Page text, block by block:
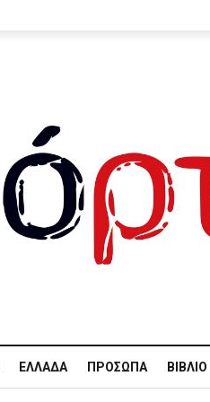
ΕΛΛΆΔΑ ΠΡΌΣΩΠΑ ΒΙΒΛΊΟ